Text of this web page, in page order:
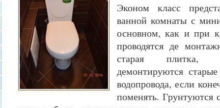
Эконом класс
ванной комнаты с
основном, как и при
проводятся де
старая плитка,
демонтируются
водопровода, если
поменять.